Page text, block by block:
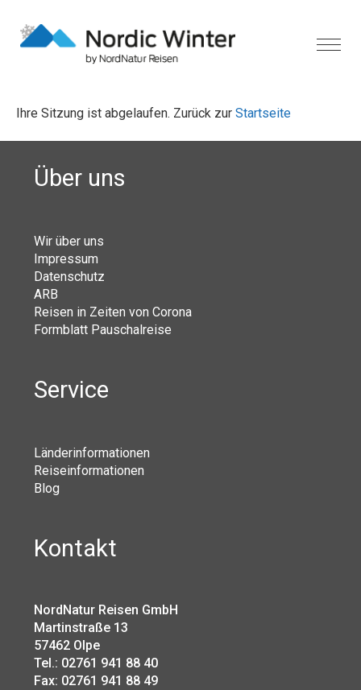
Ihre Sitzung ist abgelaufen. Zurück zur Startseite
Über uns
Wir über uns
Impressum
Datenschutz
ARB
Reisen in Zeiten von Corona
Formblatt Pauschalreise
Service
Länderinformationen
Reiseinformationen
Blog
Kontakt
NordNatur Reisen GmbH
Martinstraße 13
57462 Olpe
Tel.: 02761 941 88 40
Fax: 02761 941 88 49